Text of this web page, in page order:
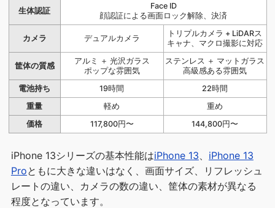
生体認証
Face ID
顔認証による画面ロック解除、決済
カメラ デュアルカメラ
トリプルカメラ + LiDARス
キャナ、マクロ撮影に対応
筐体の質感
アルミ ＋ 光沢ガラス
ポップな雰囲気
ステンレス ＋ マットガラス
高級感ある雰囲気
電池持ち
19時間
22時間
重量
軽め
重め
価格
117,800円〜 144,800円〜
iPhone 13シリーズの基本性能はiPhone 13
iPhone 13
Proともに大きな違いはなく、画面サイズ、リフレッシュ
レートの違い、カメラの数の違い、筐体の素材が異なる
程度となっています。